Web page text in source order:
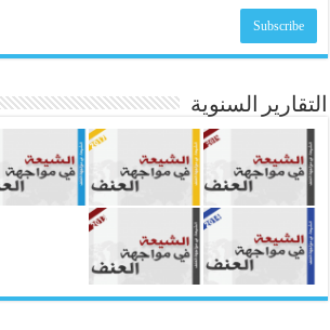
التقارير السنوية